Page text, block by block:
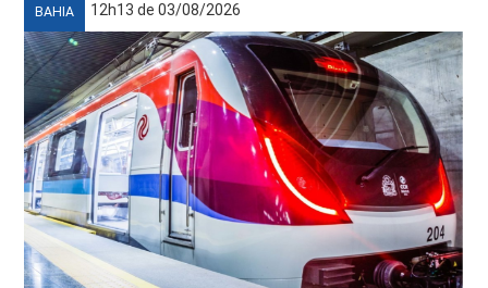
BAHIA 12h13 de 03/08/2026